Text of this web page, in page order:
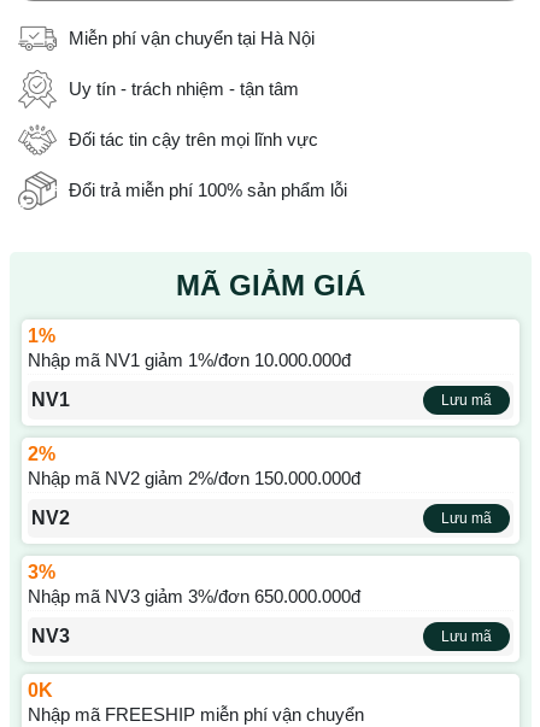
Miễn phí vận chuyển tại Hà Nội
Uy tín - trách nhiệm - tận tâm
Đối tác tin cậy trên mọi lĩnh vực
Đổi trả miễn phí 100% sản phẩm lỗi
MÃ GIẢM GIÁ
1%
Nhập mã NV1 giảm 1%/đơn 10.000.000đ
NV1
Lưu mã
2%
Nhập mã NV2 giảm 2%/đơn 150.000.000đ
NV2
Lưu mã
3%
Nhập mã NV3 giảm 3%/đơn 650.000.000đ
NV3
Lưu mã
0K
Nhập mã FREESHIP miễn phí vận chuyển